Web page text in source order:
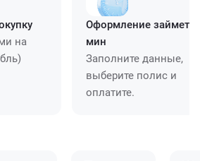
на
Оформление займет
мин
Заполните данные,
выберите полис и
оплатите.